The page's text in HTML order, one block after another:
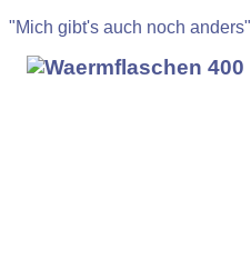
"Mich gibt's auch noch anders"